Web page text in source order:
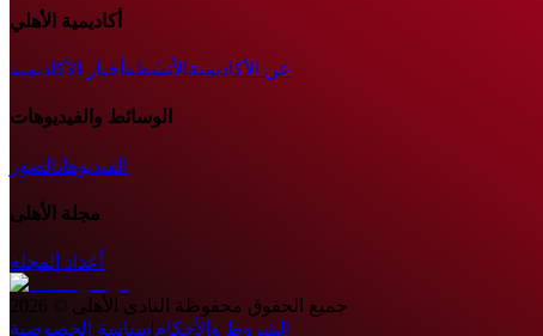
أكاديمية الأهلي
عن الأكاديمية الأنشطة أخبار الأكاديمية
الوسائط والفيديوهات
الفيديوهاتالصور
مجلة الأهلى
أعداد المجلة
جميع الحقوق محفوظة النادى الأهلى ©
2026
الشروط والأحكام|سياسة الخصوصية